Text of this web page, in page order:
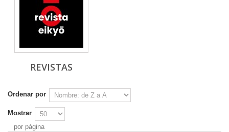
REVISTAS
Ordenar por
Mostrar
por página